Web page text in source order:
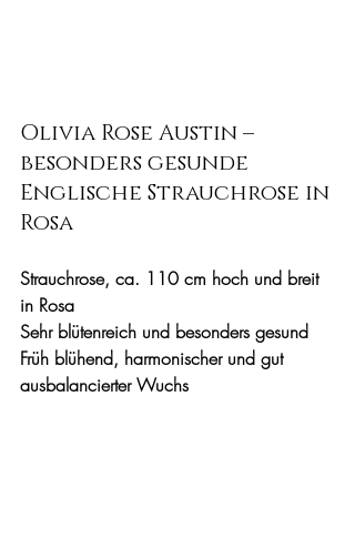
Olivia Rose Austin –
besonders gesunde
Englische Strauchrose in
Rosa
Strauchrose, ca. 110 cm hoch und breit
in Rosa
Sehr blütenreich und besonders gesund
Früh blühend, harmonischer und gut
ausbalancierter Wuchs